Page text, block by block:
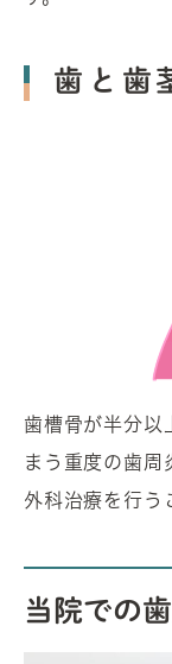
歯と歯
歯槽骨が半分以
まう重度の歯周
外科治療を行う
当院での